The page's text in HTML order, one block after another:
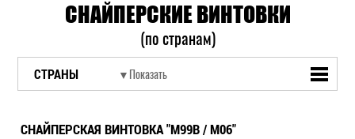
СНАЙПЕРСКИЕ ВИНТОВКИ
(по странам)
СТРАНЫ
СНАЙПЕРСКАЯ ВИНТОВКА "M99B / М06"